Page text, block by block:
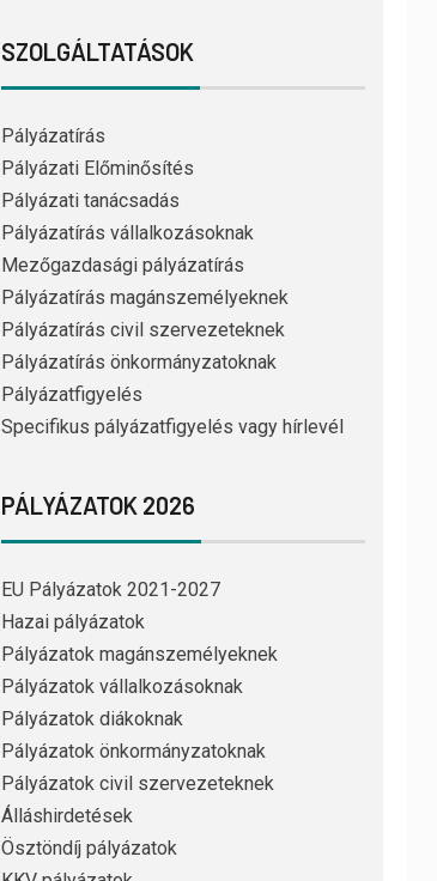
SZOLGÁLTATÁSOK
Pályázatírás
Pályázati Előminősítés
Pályázati tanácsadás
Pályázatírás vállalkozásoknak
Mezőgazdasági pályázatírás
Pályázatírás magánszemélyeknek
Pályázatírás civil szervezeteknek
Pályázatírás önkormányzatoknak
Pályázatfigyelés
Specifikus pályázatfigyelés vagy hírlevél
PÁLYÁZATOK 2026
EU Pályázatok 2021-2027
Hazai pályázatok
Pályázatok magánszemélyeknek
Pályázatok vállalkozásoknak
Pályázatok diákoknak
Pályázatok önkormányzatoknak
Pályázatok civil szervezeteknek
Álláshirdetések
Ösztöndíj pályázatok